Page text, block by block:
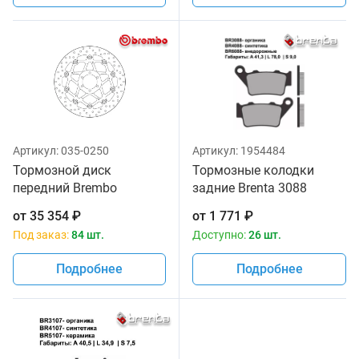
Артикул:035-0250
Тормозной диск
передний Brembo
от 35 354 ₽
Под заказ:84 шт.
Подробнее
Артикул: 1954484
Тормозные колодки
задние Brenta 3088
от 1 771 ₽
Доступно:26 шт.
Подробнее